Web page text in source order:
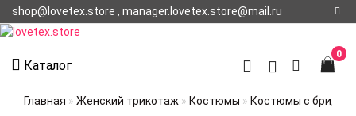
shop@lovetex.store , manager.lovetex.store@mail.ru
Каталог
0
Главная Женский трикотаж Костюмы Костюмы с